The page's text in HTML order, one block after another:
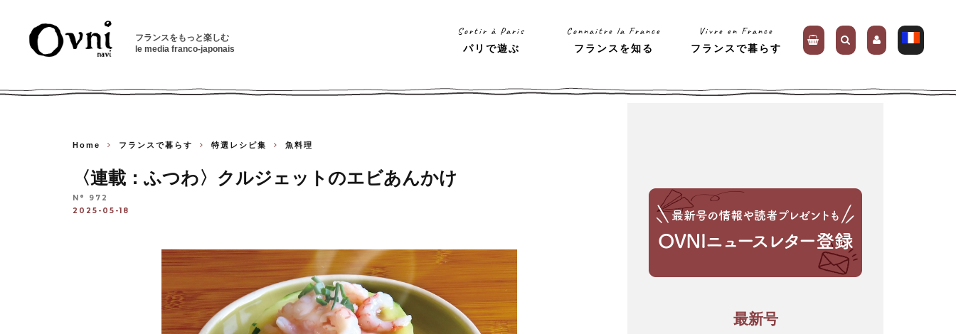
フランスをもっと楽しむ
le media franco-japonais
Sortir à Paris
パリで遊ぶ
Connaitre la France
フランスを知る
Vivre en France
フランスで暮らす
Home フランスで暮らす 特選レシピ集 魚料理
〈連載：ふつわ〉クルジェットのエビあんかけ
N° 972
2025-05-18
最新号